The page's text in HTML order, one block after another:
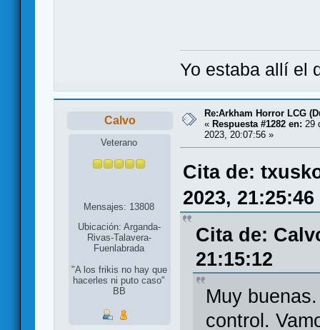
Yo estaba allí el
Calvo
Veterano
Mensajes: 13808
Ubicación: Arganda-
Rivas-Talavera-
Fuenlabrada
"A los frikis no hay que
hacerles ni puto caso"
BB
Re:Arkham Horror LCG
« Respuesta #1282 en: 29
2023, 20:07:56 »
Cita de:
2023, 21:25:46
Cita de:
21:15:12
Muy
control.